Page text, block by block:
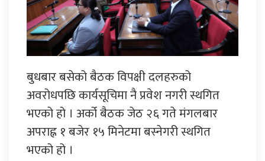
बुधबार बसेको बैठक विपक्षी दलहरुको
अवरोधपछि कार्यसूचिमा नै प्रवेश नगरी स्थगित
भएको हो । अर्को बैठक जेठ २६ गते मंगलबार
अपराह्न १ बजेर १५ मिनेटमा बस्नेगरी स्थगित
भएको हो ।